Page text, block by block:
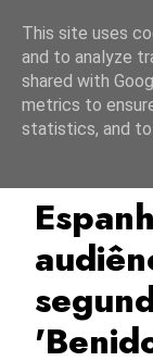
This site uses
and to analyze
shared with
metrics to
statistics, and